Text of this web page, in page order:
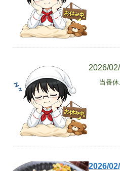
2026/
当番休
2026/